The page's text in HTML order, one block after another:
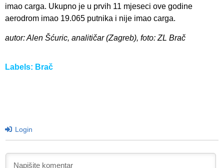
imao carga. Ukupno je u prvih 11 mjeseci ove godine
aerodrom imao 19.065 putnika i nije imao carga.
autor: Alen Šćuric, analitičar (Zagreb), foto: ZL Brač
Labels: Brač
Login